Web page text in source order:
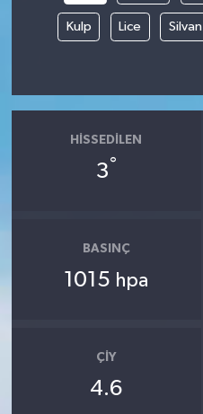
Kulp Lice Silvan
HISSEDILEN
3°
BASINÇ
1015 hpa
ÇIY
4.6